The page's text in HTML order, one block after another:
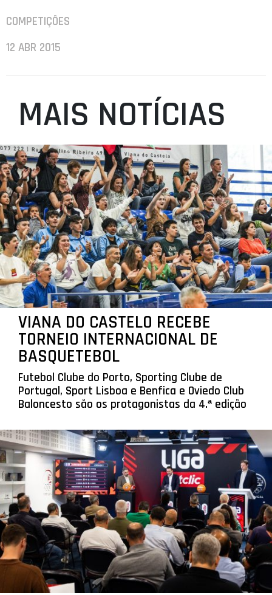
COMPETIÇÕES
12 ABR 2015
MAIS NOTÍCIAS
VIANA DO CASTELO RECEBE
TORNEIO INTERNACIONAL DE
BASQUETEBOL
Futebol Clube do Porto, Sporting Clube de
Portugal, Sport Lisboa e Benfica e Oviedo Club
Baloncesto são os protagonistas da 4.ª edição